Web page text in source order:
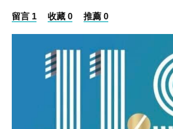
留言 1 收藏 0 推薦 0